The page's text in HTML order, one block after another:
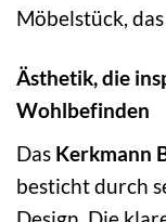
Möbelstück,
Ästhetik, die
Wohlbefinden
Das Kerkmann
besticht durch